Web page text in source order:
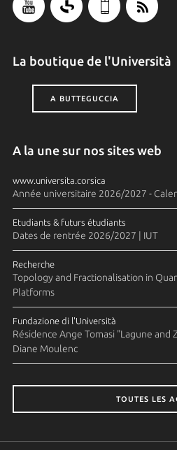
La boutique de l'Università
A BUTTEGUCCIA
A la une sur nos sites web
www.universita.corsica
Année universitaire 2026/2027 -
Etudiants & futurs étudiants
Dates de rentrée 2026/2027 | IUT
Recherche
Topology and Fractionalisation in
Platforms
Fundazione di l'Università
Résidence Ange Tomasi "Lagune and
Diane Moulenc
TOUTES LES